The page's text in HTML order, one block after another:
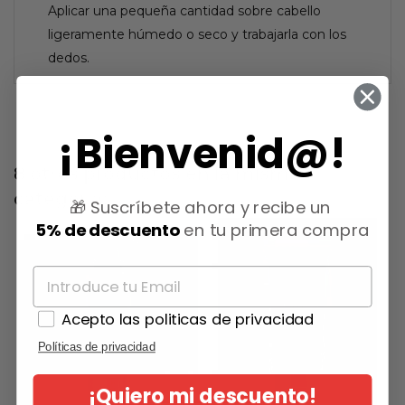
Aplicar una pequeña cantidad sobre cabello
ligeramente húmedo o seco y trabajarla con los
dedos.
8 otros productos en la misma
categoría:
¡Bienvenid@!
🎁 Suscríbete ahora y recibe un
5% de descuentoen tu primera compra
Acepto las politicas de privacidad
Políticas de privacidad
¡Quiero mi descuento!